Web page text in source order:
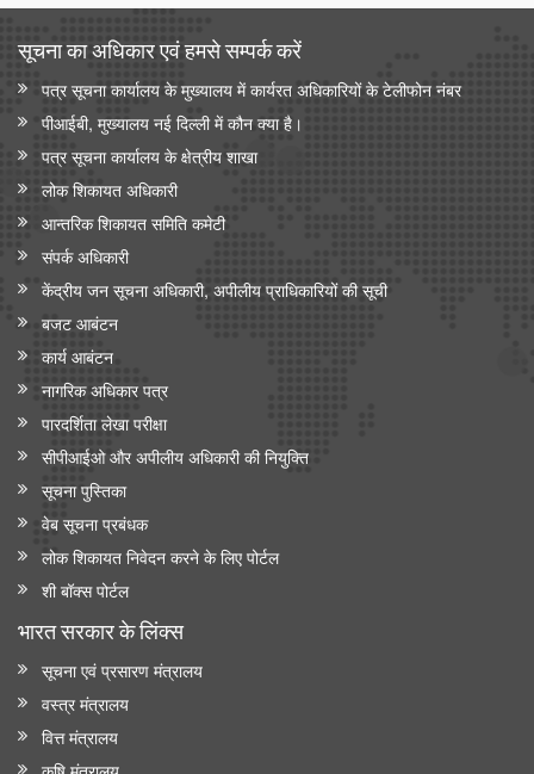
सूचना का अधिकार एवं हमसे सम्‍पर्क करें
पत्र सूचना कार्यालय के मुख्यालय में कार्यरत अधिकारियों के टेलीफोन नंबर
पीआईबी, मुख्यालय नई दिल्ली में कौन क्या है।
पत्र सूचना कार्यालय के क्षेत्रीय शाखा
लोक शिकायत अधिकारी
आन्‍तरिक शिकायत समिति कमेटी
संपर्क अधिकारी
केंद्रीय जन सूचना अधिकारी, अपीलीय प्राधिकारियों की सूची
बजट आबंटन
कार्य आबंटन
नागरिक अधिकार पत्र
पारदर्शिता लेखा परीक्षा
सीपीआईओ और अपी‍लीय अधिकारी की नियुक्ति
सूचना पुस्तिका
वेब सूचना प्रबंधक
लोक शिकायत निवेदन करने के लिए पोर्टल
शी बॉक्स पोर्टल
भारत सरकार के लिंक्‍स
सूचना एवं प्रसारण मंत्रालय
वस्त्र मंत्रालय
वित्त मंत्रालय